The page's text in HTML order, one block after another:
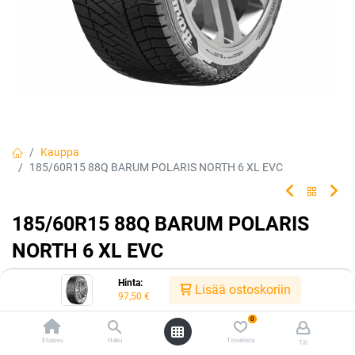
Hinta:
97,50 € Lisää ostoskoriin
Etusivu Haku
0
Toivelista Tili
Kauppa
185/60R15 88Q BARUM POLARIS NORTH 6 XL EVC
185/60R15 88Q BARUM POLARIS
NORTH 6 XL EVC
Continentalin Euroopassa valmistama Barum Polaris 6
on keskihintainen tuote pohjoismaiden talviolosuhteisiin.
4024063010307 Tuotekoodi:241725
97,50€